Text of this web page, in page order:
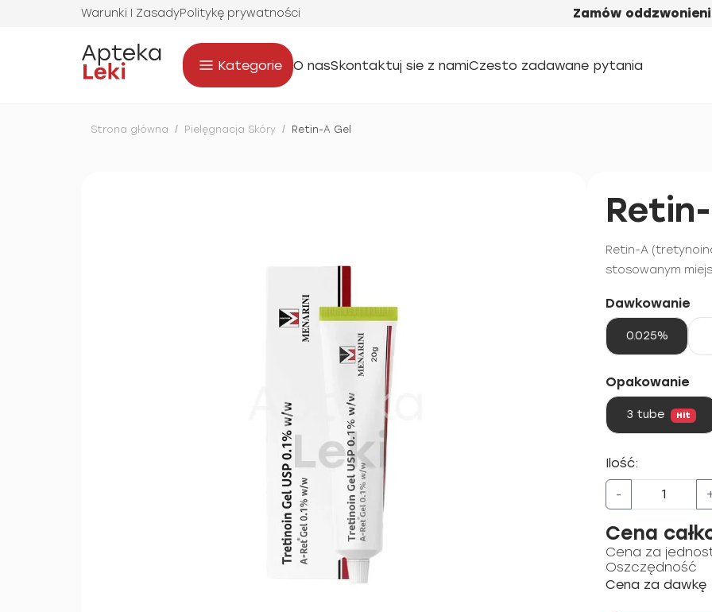
Warunki I ZasadyPolitykę prywatności Zamów
Kategorie O nasSkontaktuj sie z namiCzesto zadawane pytania
Strona główna / Pielęgnacja Skóry / Retin-A Gel
Retin-A
stosowanym
Dawkowanie
0.025%
Opakowanie
3 tube Hit
Ilość:
-
Cena
Cena za
Oszczędność
Cena za dawkę